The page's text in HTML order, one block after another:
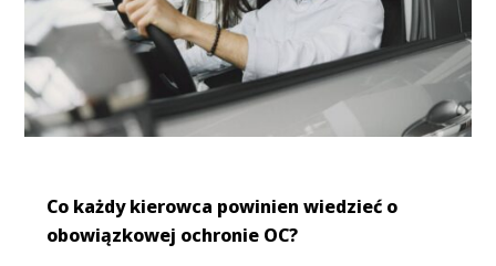
Co każdy kierowca powinien wiedzieć o
obowiązkowej ochronie OC?